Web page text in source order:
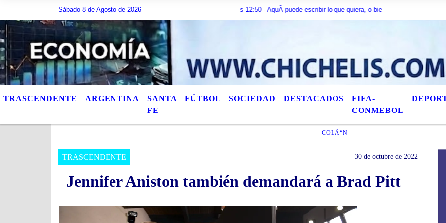
Sábado 8 de Agosto de 2026
Hoy es Sábado 8 de Agosto de 2026 y son las 12:50 - AquÃ­ puede escribir lo que quiera, o bien puede mostrar los
TRASCENDENTE ARGENTINA
SANTA
FE
FÚTBOL SOCIEDAD DESTACADOS
FIFA-
CONMEBOL
COLÃ“N
TRASCENDENTE 30 de octubre de 2022
Jennifer Aniston también demandará a Brad Pitt